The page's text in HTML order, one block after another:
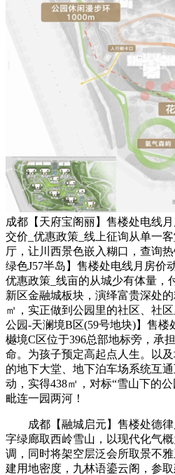
成都【天府宝阁丽】售楼处电线
交价_优惠政策_线上征询从单一
厅，让川西景色嵌入糊口，查询
绿色J57半岛】售楼处电线月房价
优惠政策_线亩的从城少有体量，
新区金融城板块，演绎富贵深处
㎡，实正做到公园里的社区、社
公园-天澜境B区(59号地块)】售
樾境C区位于396总部地标旁，承
命。为孩子预定高起点人生。以
的地下大堂、地下泊车场系统互
动，实得438㎡，对标“雪山下的
毗连一园两河！
成都【融城启元】售楼处德律
字绿廊取西岭雪山，以现代化气
调，同时将架空层泛会所取景不
建用地密度，九林语鎏云阁，参